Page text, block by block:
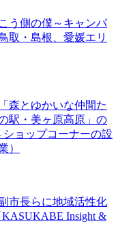
う側の僕～キャンパ
取・島根、愛媛エリ
森とゆかいな仲間た
駅・美ヶ原高原」の
ョップコーナーの設
）
市長らに地域活性化
Insight &